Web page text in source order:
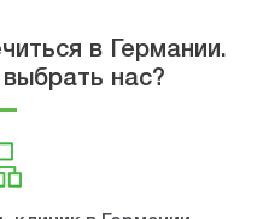
в Германии.
выбрать нас?